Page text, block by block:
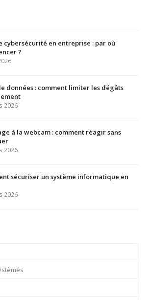
cybersécurité en entreprise : par où
?
données : comment limiter les dégâts
2026
à la webcam : comment réagir sans
2026
sécuriser un système informatique en
2026